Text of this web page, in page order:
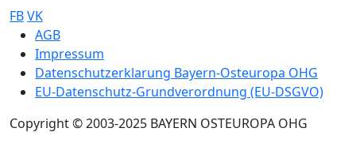
FBVK
Sub footer
AGB
Impressum
Datenschutzerklarung Bayern-Osteuropa OHG
EU-Datenschutz-Grundverordnung (EU-DSGVO)
Copyright © 2003-2025 BAYERN OSTEUROPA OHG